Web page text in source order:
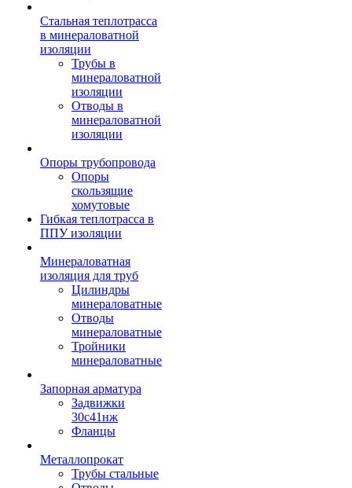
Стальная теплотрасса
в минераловатной
изоляции
Трубы в
минераловатной
изоляции
Отводы в
минераловатной
изоляции
Опоры трубопровода
Опоры
скользящие
хомутовые
Гибкая теплотрасса в
ППУ изоляции
Минераловатная
изоляция для труб
Цилиндры
минераловатные
Отводы
минераловатные
Тройники
минераловатные
Запорная арматура
Задвижки
30с41нж
Фланцы
Металлопрокат
Трубы стальные